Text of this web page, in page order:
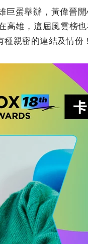
巨蛋舉辦，黃偉晉
高雄，這屆風雲榜
親密的連結及情份